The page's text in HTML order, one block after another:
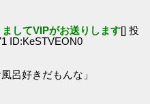
してVIPがお送りします[] 投
ID:KeSTVEON0
呂好きだもんな」